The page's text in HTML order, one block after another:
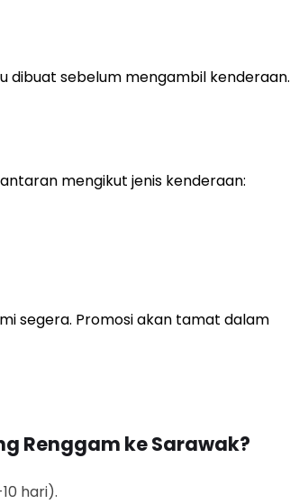
dibuat sebelum mengambil kenderaan.
mengikut jenis kenderaan:
segera. Promosi akan tamat dalam
Renggam ke Sarawak?
hari).